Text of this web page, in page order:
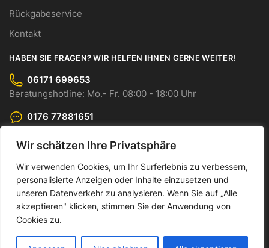
Wir schätzen Ihre Privatsphäre
Wir verwenden Cookies, um Ihr Surferlebnis zu verbessern,
personalisierte Anzeigen oder Inhalte einzusetzen und
unseren Datenverkehr zu analysieren. Wenn Sie auf „Alle
akzeptieren" klicken, stimmen Sie der Anwendung von
Cookies zu.
Rückgabeservice
Kontakt
HABEN SIE FRAGEN? WIR HELFEN IHNEN GERNE WEITER!
06171 699653
Beratungshotline: Mo.- Fr. 08:00 - 18:00 Uhr
0176 77881651
info@cmo-gmbh.com
Senden Sie uns Ihre Anfrage bequem per E-Mail.
© CMO GmbH 2023
Made by Dankor Digital